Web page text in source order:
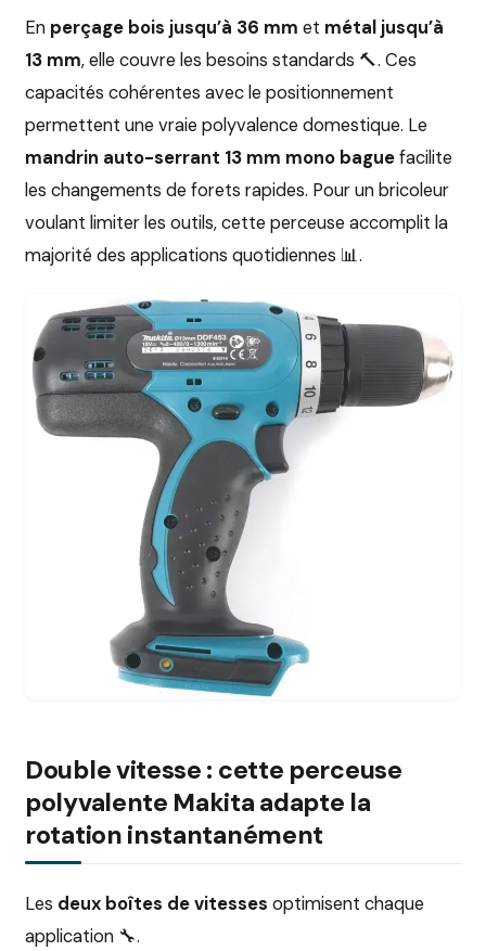
En perçage bois jusqu’à 36 mm et métal jusqu’à
13 mm, elle couvre les besoins standards 🔨. Ces
capacités cohérentes avec le positionnement
permettent une vraie polyvalence domestique. Le
mandrin auto-serrant 13 mm mono baguefacilite
les changements de forets rapides. Pour un bricoleur
voulant limiter les outils, cette perceuse accomplit la
majorité des applications quotidiennes 📊.
Double vitesse : cette perceuse
polyvalente Makita adapte la
rotation instantanément
Les deux boîtes de vitesses optimisent chaque
application 🔧.